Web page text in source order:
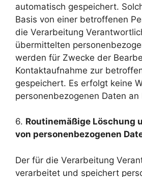
automatisch gespeichert.
Basis von einer betroffenen
die Verarbeitung
übermittelten
werden für Zwecke der
Kontaktaufnahme zur
gespeichert. Es erfolgt keine
personenbezogenen Daten an
6. Routinemäßige Löschung
von personenbezogenen
Der für die Verarbeitung
verarbeitet und speichert